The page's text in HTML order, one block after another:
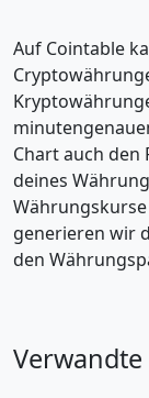
Auf Cointable
Chart auch den
deines
generieren wir
den